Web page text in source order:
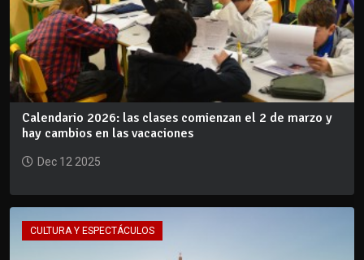
Calendario 2026: las clases comienzan el 2 de marzo y
hay cambios en las vacaciones
Dec 12 2025
CULTURA Y ESPECTÁCULOS